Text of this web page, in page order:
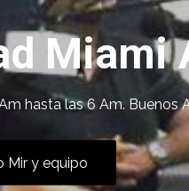
Miami
hasta las 6 Am. Buenos
Mir y equipo